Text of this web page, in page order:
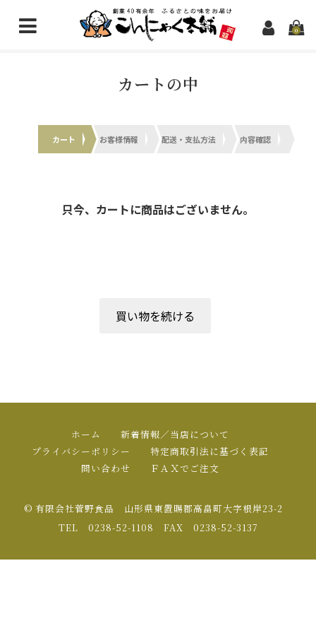
0
問い合わせ
カートの中
カート お客様情報 配送・支払方法 内容確認
只今、カートに商品はございません。
ホーム
新着情報／当店について
プライバシーポリシー
特定商取引法に基づく表記
問い合わせ
ＦＡＸでご注文
© 有限会社菅野食品 山形県東置賜郡高畠町大字根岸23-2
TEL 0238-52-1108 FAX 0238-52-3137